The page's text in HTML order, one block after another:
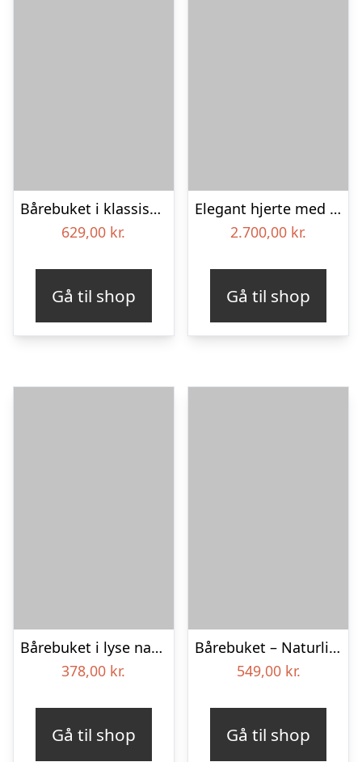
Bårebuket i klassisk stil med bånd – hvid
629,00 kr.
Gå til shop
Elegant hjerte med plumosus og rævehaler – Blomster til begravelse
2.700,00 kr.
Gå til shop
Bårebuket i lyse naturfarver – Blomster til begravelse
378,00 kr.
Gå til shop
Bårebuket – Naturlig hvid
549,00 kr.
Gå til shop